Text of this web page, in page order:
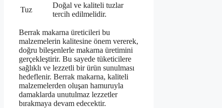
Tuz
Doğal ve kaliteli tuzlar
tercih edilmelidir.
Berrak makarna üreticileri bu
malzemelerin kalitesine önem vererek,
doğru bileşenlerle makarna üretimini
gerçekleştirir. Bu sayede tüketicilere
sağlıklı ve lezzetli bir ürün sunulması
hedeflenir. Berrak makarna, kaliteli
malzemelerden oluşan hamuruyla
damaklarda unutulmaz lezzetler
bırakmaya devam edecektir.